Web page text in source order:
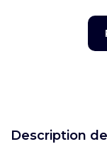
Description